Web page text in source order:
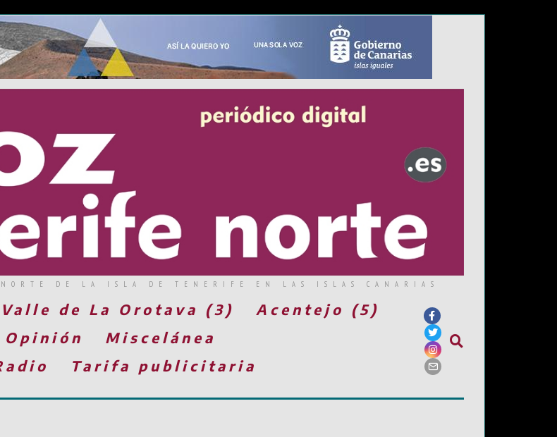
DE LA ISLA DE TENERIFE EN LAS ISLAS CANARIAS
Valle de La Orotava (3)
Acentejo (5)
Opinión
Miscelánea
Tarifa publicitaria